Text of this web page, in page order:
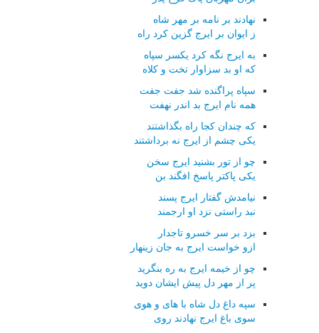
نهادند بر نامه بر مهر شاه
ز ایوان بر ایرج گزین کرد راه
به ایرج نگه کرد یکسر سپاه
که او بد سزاوار تخت و کلاه
سپاه پراگنده شد جفت جفت
همه نام ایرج بد اندر نهفت
که چندان کجا راه بگذاشتند
یکی چشم از ایرج نه برداشتند
چو از تور بشنید ایرج سخن
یکی پاکتر پاسخ افگند بن
نیامدش گفتار ایرج پسند
نبد راستی نزد او ارجمند
بزد بر سر خسرو تاجدار
ازو خواست ایرج به جان زینهار
چو از خیمه ایرج به ره بنگرید
پر از مهر دل پیش ایشان دوید
سپه داغ دل شاه با های و هوی
سوی باغ ایرج نهادند روی